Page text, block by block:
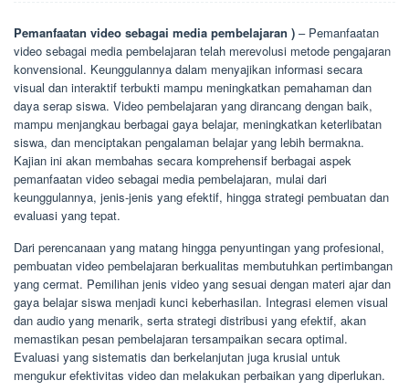
Pemanfaatan video sebagai media pembelajaran ) – Pemanfaatan
video sebagai media pembelajaran telah merevolusi metode pengajaran
konvensional. Keunggulannya dalam menyajikan informasi secara
visual dan interaktif terbukti mampu meningkatkan pemahaman dan
daya serap siswa. Video pembelajaran yang dirancang dengan baik,
mampu menjangkau berbagai gaya belajar, meningkatkan keterlibatan
siswa, dan menciptakan pengalaman belajar yang lebih bermakna.
Kajian ini akan membahas secara komprehensif berbagai aspek
pemanfaatan video sebagai media pembelajaran, mulai dari
keunggulannya, jenis-jenis yang efektif, hingga strategi pembuatan dan
evaluasi yang tepat.
Dari perencanaan yang matang hingga penyuntingan yang profesional,
pembuatan video pembelajaran berkualitas membutuhkan pertimbangan
yang cermat. Pemilihan jenis video yang sesuai dengan materi ajar dan
gaya belajar siswa menjadi kunci keberhasilan. Integrasi elemen visual
dan audio yang menarik, serta strategi distribusi yang efektif, akan
memastikan pesan pembelajaran tersampaikan secara optimal.
Evaluasi yang sistematis dan berkelanjutan juga krusial untuk
mengukur efektivitas video dan melakukan perbaikan yang diperlukan.